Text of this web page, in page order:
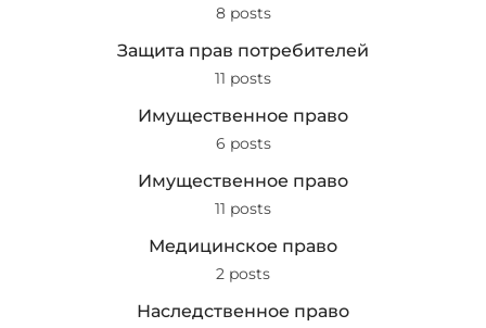
8 posts
Защита прав потребителей
11 posts
Имущественное право
6 posts
Имущественное право
11 posts
Медицинское право
2 posts
Наследственное право